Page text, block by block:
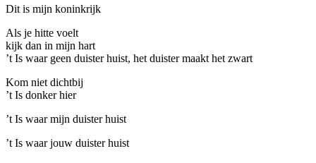
Dit is mijn koninkrijk
Als je hitte voelt
kijk dan in mijn hart
’t Is waar geen duister huist, het duister maakt het zwart
Kom niet dichtbij
’t Is donker hier
’t Is waar mijn duister huist
’t Is waar jouw duister huist